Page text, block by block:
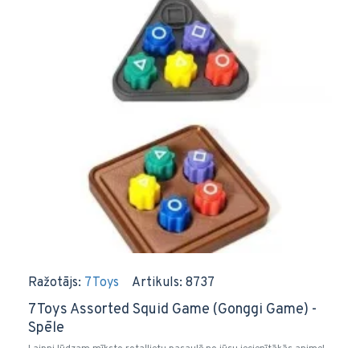
Ražotājs: 7Toys Artikuls: 8737
7Toys Assorted Squid Game (Gonggi Game) -
Spēle